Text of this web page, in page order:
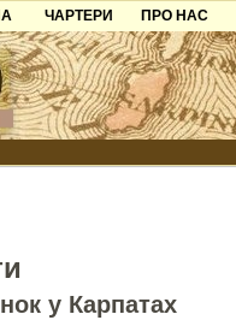
ЧАРТЕРИ
ПРО НАС
Контакти
Партнерам
Додати
у Карпатах